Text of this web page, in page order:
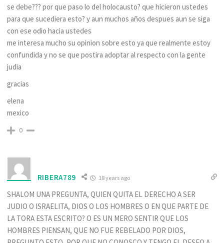
se debe??? por que paso lo del holocausto? que hicieron ustedes
para que sucediera esto? y aun muchos años despues aun se siga
con ese odio hacia ustedes
me interesa mucho su opinion sobre esto ya que realmente estoy
confundida y no se que postira adoptar al respecto con la gente
judia
gracias
elena
mexico
0
RIBERA789 18 years ago
SHALOM UNA PREGUNTA, QUIEN QUITA EL DERECHO A SER
JUDIO O ISRAELITA, DIOS O LOS HOMBRES O EN QUE PARTE DE
LA TORA ESTA ESCRITO? O ES UN MERO SENTIR QUE LOS
HOMBRES PIENSAN, QUE NO FUE REBELADO POR DIOS,